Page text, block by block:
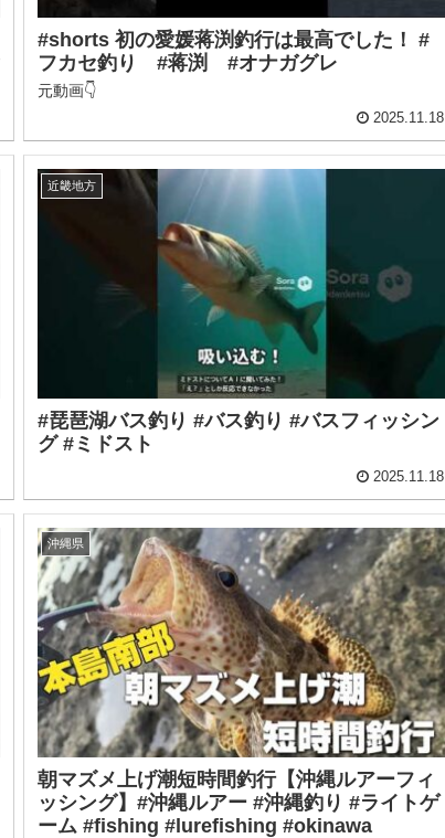
#shorts 初の愛媛蒋渕釣行は最高でした！ #
フカセ釣り #蒋渕 #オナガグレ
元動画👇
2025.11.18
近畿地方
#琵琶湖バス釣り #バス釣り #バスフィッシン
グ #ミドスト
2025.11.18
沖縄県
朝マズメ上げ潮短時間釣行【沖縄ルアーフィ
ッシング】#沖縄ルアー #沖縄釣り #ライトゲ
ーム #fishing #lurefishing #okinawa